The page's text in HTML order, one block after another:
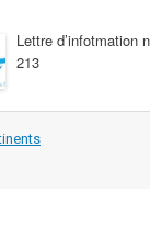
Lettre d’infotmation
213